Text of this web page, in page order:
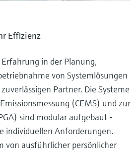
Effizienz
in der Planung,
von Systemlösungen
Partner. Die Systeme
(CEMS) und zur
sind modular aufgebaut -
individuellen Anforderungen.
von ausführlicher persönlicher